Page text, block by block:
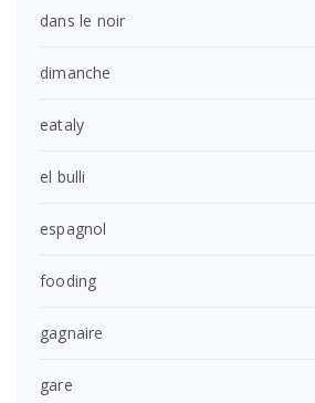
dans le noir
dimanche
eataly
el bulli
espagnol
fooding
gagnaire
gare